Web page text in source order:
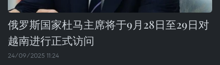
俄罗斯国家杜马主席将于9月28日至29日对
越南进行正式访问
24/09/2025 11:24